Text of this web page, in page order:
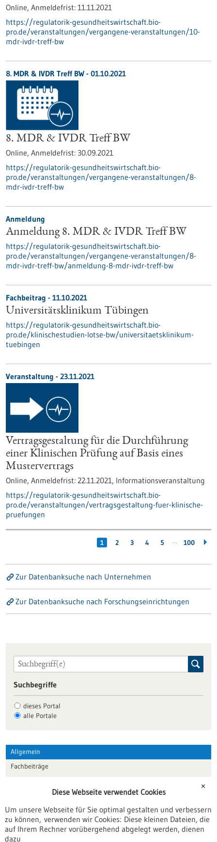
Online, Anmeldefrist: 11.11.2021
https://regulatorik-gesundheitswirtschaft.bio-
pro.de/veranstaltungen/vergangene-veranstaltungen/10-
mdr-ivdr-treff-bw
8. MDR & IVDR Treff BW - 01.10.2021
8. MDR & IVDR Treff BW
Online, Anmeldefrist: 30.09.2021
https://regulatorik-gesundheitswirtschaft.bio-
pro.de/veranstaltungen/vergangene-veranstaltungen/8-
mdr-ivdr-treff-bw
Anmeldung
Anmeldung 8. MDR & IVDR Treff BW
https://regulatorik-gesundheitswirtschaft.bio-
pro.de/veranstaltungen/vergangene-veranstaltungen/8-
mdr-ivdr-treff-bw/anmeldung-8-mdr-ivdr-treff-bw
Fachbeitrag - 11.10.2021
Universitätsklinikum Tübingen
https://regulatorik-gesundheitswirtschaft.bio-
pro.de/klinischestudien-lotse-bw/universitaetsklinikum-
tuebingen
Veranstaltung - 23.11.2021
Vertragsgestaltung für die Durchführung
einer Klinischen Prüfung auf Basis eines
Mustervertrags
Online, Anmeldefrist: 22.11.2021, Informationsveranstaltung
https://regulatorik-gesundheitswirtschaft.bio-
pro.de/veranstaltungen/vertragsgestaltung-fuer-klinische-
pruefungen
1 2 3 4 5 … 100
Zur Datenbanksuche nach Unternehmen
Zur Datenbanksuche nach Forschungseinrichtungen
Suchbegriffe
dieses Portal
alle Portale
Allgemein
Fachbeiträge
Veranstaltungen
Erscheinungsdatum
✕
Diese Webseite verwendet Cookies
Um unsere Webseite für Sie optimal gestalten und verbessern
zu können, verwenden wir Cookies: Diese kleinen Dateien, die
auf Ihrem Rechner vorübergehend abgelegt werden, dienen
dazu